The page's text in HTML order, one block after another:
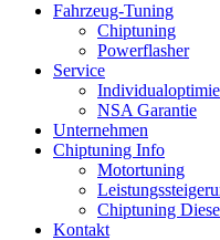
Fahrzeug-Tuning
Chiptuning
Powerflasher
Service
NSA Garantie
Unternehmen
Chiptuning Info
Motortuning
Chiptuning
Kontakt